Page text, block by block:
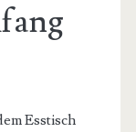
Esstisch